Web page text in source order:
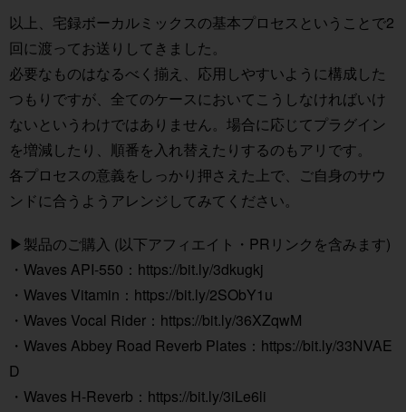
以上、宅録ボーカルミックスの基本プロセスということで2
回に渡ってお送りしてきました。
必要なものはなるべく揃え、応用しやすいように構成した
つもりですが、全てのケースにおいてこうしなければいけ
ないというわけではありません。場合に応じてプラグイン
を増減したり、順番を入れ替えたりするのもアリです。
各プロセスの意義をしっかり押さえた上で、ご自身のサウ
ンドに合うようアレンジしてみてください。
▶︎製品のご購入 (以下アフィエイト・PRリンクを含みます)
・Waves API-550： https://bit.ly/3dkugkj
・Waves Vitamin： https://bit.ly/2SObY1u
・Waves Vocal Rider： https://bit.ly/36XZqwM
・Waves Abbey Road Reverb Plates： https://bit.ly/33NVAE
D
・Waves H-Reverb： https://bit.ly/3iLe6li